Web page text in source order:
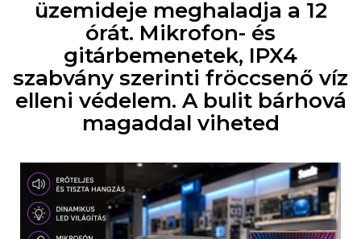
üzemideje meghaladja a 12
órát. Mikrofon- és
gitárbemenetek, IPX4
szabvány szerinti fröccsenő víz
elleni védelem. A bulit bárhová
magaddal viheted